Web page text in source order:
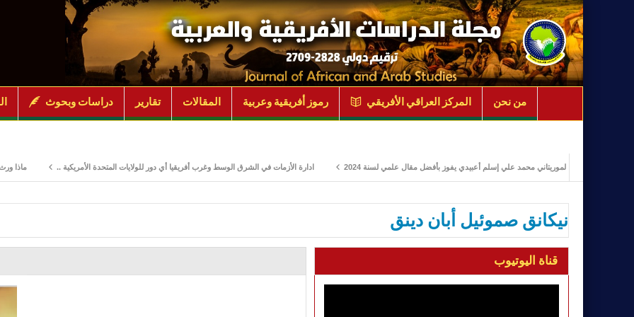
دراسات وبحوث تقارير المقالات رموز أفريقية وعربية المركز العراقي الأفريقي من نحن
ماذا ورث جنوب ادارة الأزمات في الشرق الوسط وغرب أفريقيا أي دور للولايات المتحدة الأمريكية .. الباحث الموريتاني محمد علي إسلم أعبيدي يفوز بأفضل مقال علمي لسنة 2024
نيكانق صموئيل أبان دينق
قناة اليوتيوب